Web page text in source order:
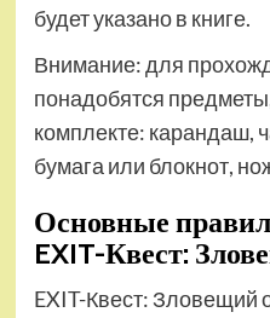
будет указано в книге.
Внимание: для
понадобятся
комплекте: карандаш,
бумага или блокнот,
Основные
EXIT-Квест:
EXIT-Квест: Зловещий